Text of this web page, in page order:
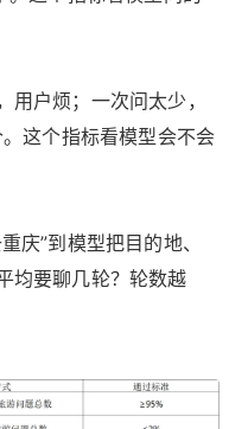
户烦；一次问太少，
这个指标看模型会不会
庆”到模型把目的地、
均要聊几轮？轮数越